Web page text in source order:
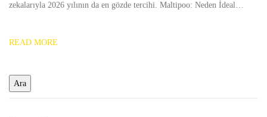
zekalarıyla 2026 yılının da en gözde tercihi. Maltipoo: Neden İdeal…
READ MORE